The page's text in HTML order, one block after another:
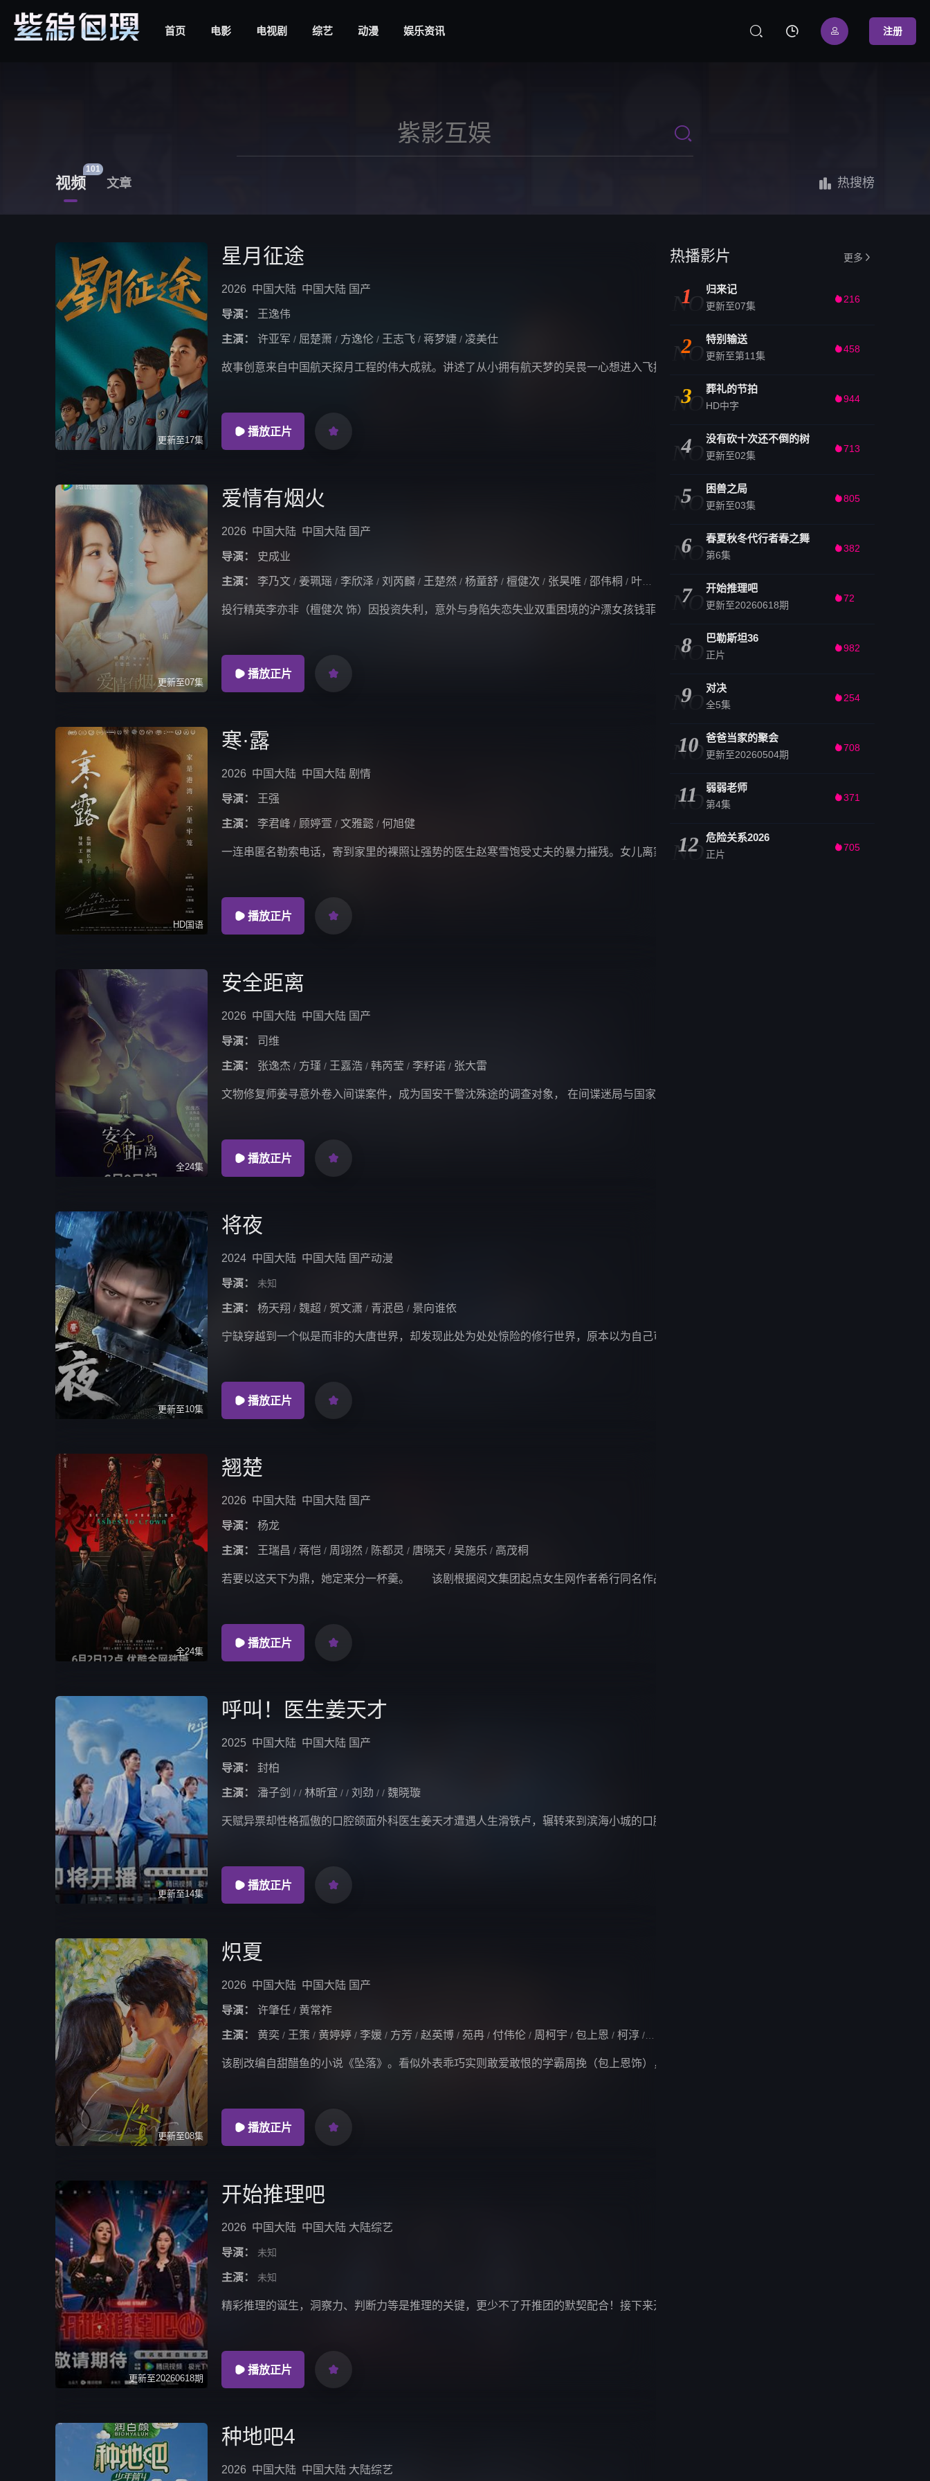
首页 电影 电视剧 综艺 动漫 娱乐资讯    注册

视频
101
文章  热搜榜
更新至17集
星月征途
2026 中国大陆 中国大陆 国产
导演： 王逸伟
主演： 许亚军 / 屈楚萧 / 方逸伦 / 王志飞 / 蒋梦婕 / 凌美仕
故事创意来自中国航天探月工程的伟大成就。讲述了从小拥有航天梦的吴畏一心想进入飞控中心，却面试失败进入档案馆工作。而曾与他“结下
 播放正片 
更新至07集
爱情有烟火
2026 中国大陆 中国大陆 国产
导演： 史成业
主演： 李乃文 / 姜珮瑶 / 李欣泽 / 刘芮麟 / 王楚然 / 杨童舒 / 檀健次 / 张昊唯 / 邵伟桐 / 叶晞月
投行精英李亦非（檀健次 饰）因投资失利，意外与身陷失恋失业双重困境的沪漂女孩钱菲（王楚然 饰）合租，并在职场再度相遇，两个落魄的
 播放正片 
HD国语
寒·露
2026 中国大陆 中国大陆 剧情
导演： 王强
主演： 李君峰 / 顾婷萱 / 文雅懿 / 何旭健
一连串匿名勒索电话，寄到家里的裸照让强势的医生赵寒雪饱受丈夫的暴力摧残。女儿离家出走，下落不明。赵寒雪能否解决勒索，逃离暴力？
 播放正片 
全24集
安全距离
2026 中国大陆 中国大陆 国产
导演： 司维
主演： 张逸杰 / 方瑾 / 王嘉浩 / 韩芮莹 / 李籽诺 / 张大雷
文物修复师姜寻意外卷入间谍案件，成为国安干警沈殊途的调查对象， 在间谍迷局与国家使命的博弈中，两人从相互怀疑逐渐走向信任与心动，
 播放正片 
更新至10集
将夜
2024 中国大陆 中国大陆 国产动漫
导演： 未知
主演： 杨天翔 / 魏超 / 贺文潇 / 青泯邑 / 景向谁依
宁缺穿越到一个似是而非的大唐世界，却发现此处为处处惊险的修行世界，原本以为自己可以从此吃香喝辣，一跃成为人上人时，他却发现自
 播放正片 
全24集
翘楚
2026 中国大陆 中国大陆 国产
导演： 杨龙
主演： 王瑞昌 / 蒋恺 / 周翊然 / 陈都灵 / 唐晓天 / 吴施乐 / 高茂桐
若要以这天下为鼎，她定来分一杯羹。 该剧根据阅文集团起点女生网作者希行同名作品改编。
 播放正片 
更新至14集
呼叫！医生姜天才
2025 中国大陆 中国大陆 国产
导演： 封柏
主演： 潘子剑 / / 林昕宜 / / 刘劲 / / 魏晓璇
天赋异票却性格孤傲的口腔颌面外科医生姜天才遭遇人生滑铁卢，辗转来到滨海小城的口腔医院重新起步，在方寸诊室的专业坚守中褪去棱角
 播放正片 
更新至08集
炽夏
2026 中国大陆 中国大陆 国产
导演： 许肇任 / 黄常祚
主演： 黄奕 / 王策 / 黄婷婷 / 李媛 / 方芳 / 赵英博 / 苑冉 / 付伟伦 / 周柯宇 / 包上恩 / 柯淳 /
该剧改编自甜醋鱼的小说《坠落》。看似外表乖巧实则敢爱敢恨的学霸周挽（包上恩饰），在高三那年夏天意外与叛逆不羁、抵抗家族束缚的
 播放正片 
更新至20260618期
开始推理吧
2026 中国大陆 中国大陆 大陆综艺
导演： 未知
主演： 未知
精彩推理的诞生，洞察力、判断力等是推理的关键，更少不了开推团的默契配合！接下来开推团还会在推理探险的路上继续向前！在推市的舞台
 播放正片 
种地吧4
2026 中国大陆 中国大陆 大陆综艺
热播影片 更多 
NO
1 归来记
更新至07集
 216
NO
2 特别输送
更新至第11集
458
NO
3 葬礼的节拍
HD中字
944
NO
4 没有砍十次还不倒的树
更新至02集
713
NO
5 困兽之局
更新至03集
805
NO
6 春夏秋冬代行者春之舞
第6集
382
NO
7 开始推理吧
更新至20260618期
72
NO
8 巴勒斯坦36
正片
982
NO
9 对决
全5集
 254
NO
10 爸爸当家的聚会
更新至20260504期
708
NO
11 弱弱老师
第4集
371
NO
12 危险关系2026
正片
705